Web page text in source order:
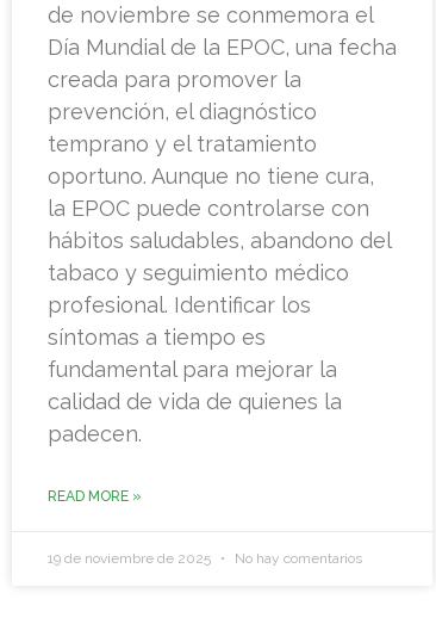
de noviembre se conmemora el
Día Mundial de la EPOC, una fecha
creada para promover la
prevención, el diagnóstico
temprano y el tratamiento
oportuno. Aunque no tiene cura,
la EPOC puede controlarse con
hábitos saludables, abandono del
tabaco y seguimiento médico
profesional. Identificar los
síntomas a tiempo es
fundamental para mejorar la
calidad de vida de quienes la
padecen.
READ MORE »
19 de noviembre de 2025 No hay comentarios